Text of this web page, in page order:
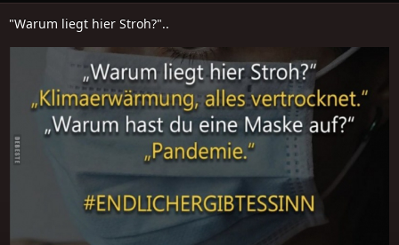
"Warum liegt hier Stroh?"..